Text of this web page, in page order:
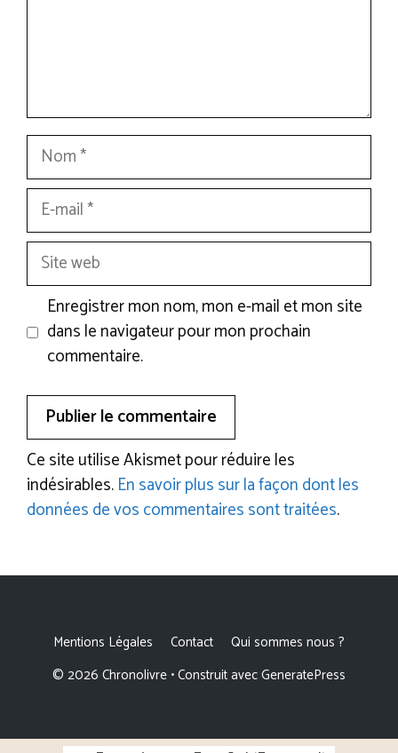
Nom
mail
Site
web
Enregistrer mon nom, mon e-mail et mon site
dans le navigateur pour mon prochain
commentaire.
Ce site utilise Akismet pour réduire les
indésirables.En savoir plus sur la façon dont les
données de vos commentaires sont traitées.
Mentions Légales Contact
Qui sommes nous ?
© 2026 Chronolivre • Construit avecGeneratePress